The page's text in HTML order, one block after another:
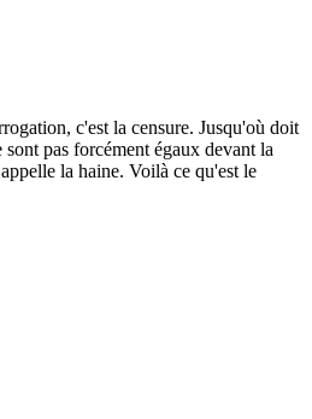
c'est la censure. Jusqu'où doit
pas forcément égaux devant la
la haine. Voilà ce qu'est le